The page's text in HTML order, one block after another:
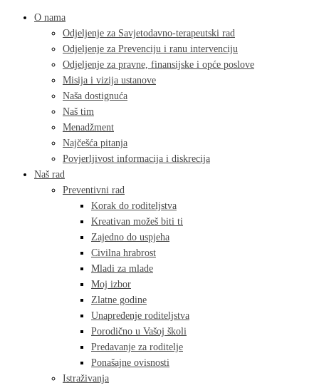
O nama
Odjeljenje za Savjetodavno-terapeutski rad
Odjeljenje za Prevenciju i ranu intervenciju
Odjeljenje za pravne, finansijske i opće poslove
Misija i vizija ustanove
Naša dostignuća
Naš tim
Menadžment
Najčešća pitanja
Povjerljivost informacija i diskrecija
Naš rad
Preventivni rad
Korak do roditeljstva
Kreativan možeš biti ti
Zajedno do uspjeha
Civilna hrabrost
Mladi za mlade
Moj izbor
Zlatne godine
Unapređenje roditeljstva
Porodično u Vašoj školi
Predavanje za roditelje
Ponašajne ovisnosti
Istraživanja